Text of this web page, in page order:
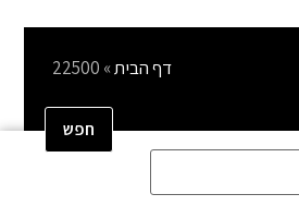
דף הבית»
22500
חפש